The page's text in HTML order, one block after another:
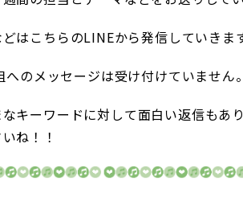
はこちらのLINEから発信していきま
のメッセージは受け付けていません。
キーワードに対して面白い返信もあ
ね！！